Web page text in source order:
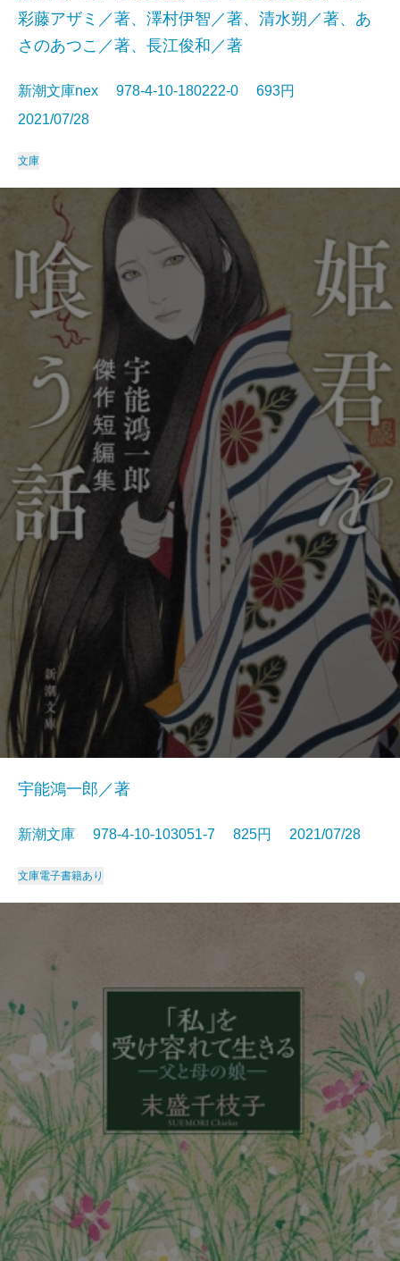
彩藤アザミ／著、澤村伊智／著、清水朔／著、あ
さのあつこ／著、長江俊和／著
新潮文庫nex 978-4-10-180222-0 693円
2021/07/28
文庫
宇能鴻一郎／著
新潮文庫 978-4-10-103051-7 825円 2021/07/28
文庫電子書籍あり